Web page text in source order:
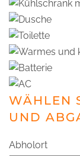
WÄHLEN
UND
Abholort